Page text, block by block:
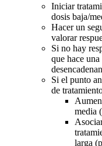
Iniciar
dosis baja/
Hacer un
valorar
Si no hay
que hace
Si el punto
de
media
larga